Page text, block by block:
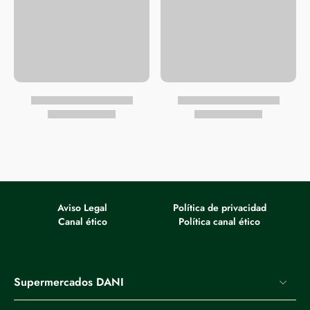
Aviso Legal
Política de privacidad
Canal ético
Política canal ético
Supermercados DANI